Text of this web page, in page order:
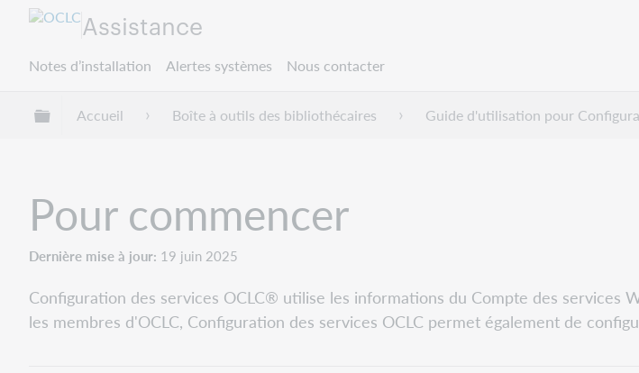
Assistance
Notes d’installation Alertes systèmes Nous contacter
Développer/réduire la hiérarchie globale
Accueil Boîte à outils des bibliothécaires Guide d'utilisation pour
Pour commencer
Dernière mise à jour 19 juin 2025
Configuration des services OCLC® utilise les informations du Compte des services
les membres d'OCLC, Configuration des services OCLC permet également de